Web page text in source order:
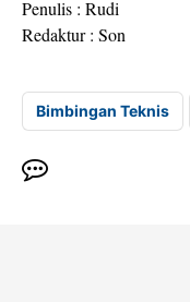
Penulis : Rudi
Redaktur : Son
Bimbingan Teknis